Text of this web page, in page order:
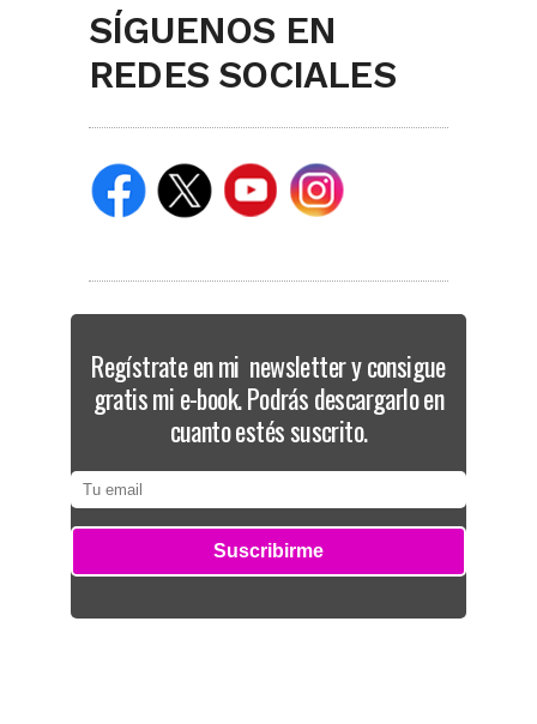
SÍGUENOS EN
REDES SOCIALES
Regístrate en mi newsletter y consigue
gratis mi e-book. Podrás descargarlo en
cuanto estés suscrito.